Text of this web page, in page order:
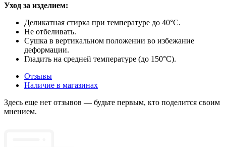
Уход за изделием:
Деликатная стирка при температуре до 40°C.
Не отбеливать.
Сушка в вертикальном положении во избежание
деформации.
Гладить на средней температуре (до 150°C).
Отзывы
Наличие в магазинах
Здесь еще нет отзывов — будьте первым, кто поделится своим
мнением.